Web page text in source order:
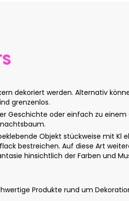
dekoriert werden. Alternativ
grenzenlos.
Geschichte oder einfach zu
Objekt stückweise mit Kl
bestreichen. Auf diese Art
hinsichtlich der Farben und
Produkte rund um